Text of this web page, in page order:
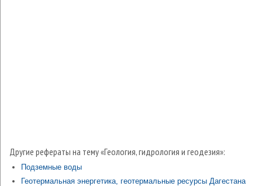
Другие рефераты на тему «Геология, гидрология и геодезия»:
Подземные воды
Геотермальная энергетика, геотермальные ресурсы Дагестана